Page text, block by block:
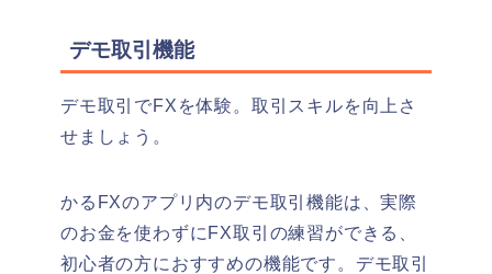
デモ取引機能
デモ取引でFXを体験。取引スキルを向上さ
せましょう。
かるFXのアプリ内のデモ取引機能は、実際
のお金を使わずにFX取引の練習ができる、
初心者の方におすすめの機能です。デモ取引